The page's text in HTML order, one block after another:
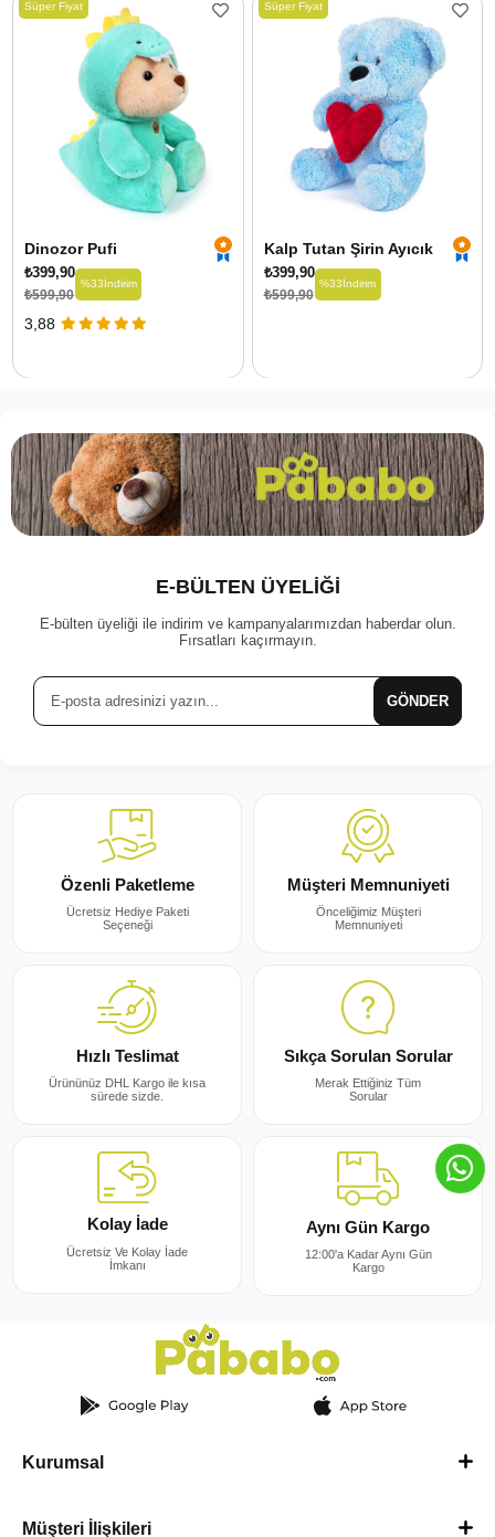
Dinozor Pufi
₺399,90
₺599,90
%33 İndirim
3,88
Süper Fiyat
Kalp Tutan Şirin Ayıcık
₺399,90
₺599,90
%33 İndirim
Süper Fiyat
E-BÜLTEN ÜYELİĞİ
E-bülten üyeliği ile indirim ve kampanyalarımızdan haberdar olun.
Fırsatları kaçırmayın.
GÖNDER
Özenli Paketleme
Ücretsiz Hediye Paketi
Seçeneği
Müşteri Memnuniyeti
Önceliğimiz Müşteri
Memnuniyeti
Hızlı Teslimat
Ürününüz DHL Kargo ile kısa
sürede sizde.
Sıkça Sorulan Sorular
Merak Ettiğiniz Tüm
Sorular
Kolay İade
Ücretsiz Ve Kolay İade
İmkanı
Aynı Gün Kargo
12:00'a Kadar Aynı Gün
Kargo
Kurumsal
Müşteri İlişkileri